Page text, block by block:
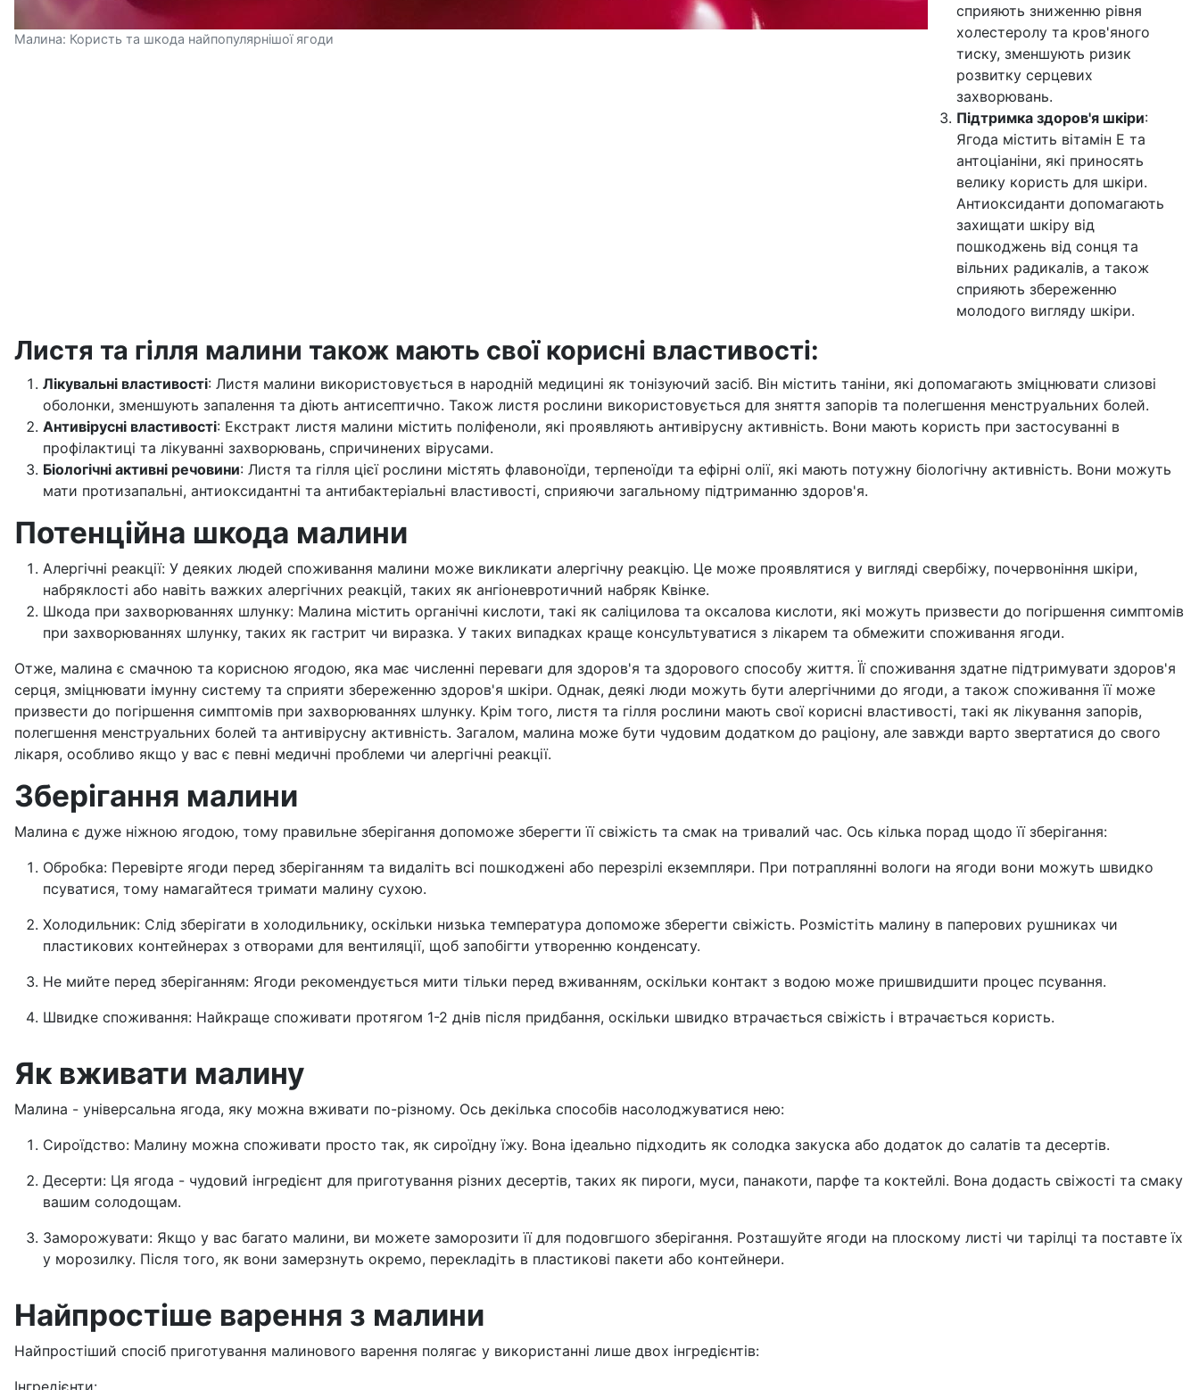
Малина: Користь та шкода найпопулярнішої ягоди
сприяють зниженню рівня
холестеролу та кров'яного
тиску, зменшують ризик
розвитку серцевих
захворювань.
Підтримка здоров'я шкіри:
Ягода містить вітамін Е та
антоціаніни, які приносять
велику користь для шкіри.
Антиоксиданти допомагають
захищати шкіру від
пошкоджень від сонця та
вільних радикалів, а також
сприяють збереженню
молодого вигляду шкіри.
Листя та гілля малини також мають свої корисні властивості:
Лікувальні властивості: Листя малини використовується в народній медицині як тонізуючий засіб. Він містить таніни, які допомагають зміцнювати слизові
оболонки, зменшують запалення та діють антисептично. Також листя рослини використовується для зняття запорів та полегшення менструальних болей.
Антивірусні властивості: Екстракт листя малини містить поліфеноли, які проявляють антивірусну активність. Вони мають користь при застосуванні в
профілактиці та лікуванні захворювань, спричинених вірусами.
Біологічні активні речовини: Листя та гілля цієї рослини містять флавоноїди, терпеноїди та ефірні олії, які мають потужну біологічну активність. Вони можуть
мати протизапальні, антиоксидантні та антибактеріальні властивості, сприяючи загальному підтриманню здоров'я.
Потенційна шкода малини
Алергічні реакції: У деяких людей споживання малини може викликати алергічну реакцію. Це може проявлятися у вигляді свербіжу, почервоніння шкіри,
набряклості або навіть важких алергічних реакцій, таких як ангіоневротичний набряк Квінке.
Шкода при захворюваннях шлунку: Малина містить органічні кислоти, такі як саліцилова та оксалова кислоти, які можуть призвести до погіршення симптомів
при захворюваннях шлунку, таких як гастрит чи виразка. У таких випадках краще консультуватися з лікарем та обмежити споживання ягоди.
Отже, малина є смачною та корисною ягодою, яка має численні переваги для здоров'я та здорового способу життя. Її споживання здатне підтримувати здоров'я
серця, зміцнювати імунну систему та сприяти збереженню здоров'я шкіри. Однак, деякі люди можуть бути алергічними до ягоди, а також споживання її може
призвести до погіршення симптомів при захворюваннях шлунку. Крім того, листя та гілля рослини мають свої корисні властивості, такі як лікування запорів,
полегшення менструальних болей та антивірусну активність. Загалом, малина може бути чудовим додатком до раціону, але завжди варто звертатися до свого
лікаря, особливо якщо у вас є певні медичні проблеми чи алергічні реакції.
Зберігання малини
Малина є дуже ніжною ягодою, тому правильне зберігання допоможе зберегти її свіжість та смак на тривалий час. Ось кілька порад щодо її зберігання:
Обробка: Перевірте ягоди перед зберіганням та видаліть всі пошкоджені або перезрілі екземпляри. При потраплянні вологи на ягоди вони можуть швидко
псуватися, тому намагайтеся тримати малину сухою.
Холодильник: Слід зберігати в холодильнику, оскільки низька температура допоможе зберегти свіжість. Розмістіть малину в паперових рушниках чи
пластикових контейнерах з отворами для вентиляції, щоб запобігти утворенню конденсату.
Не мийте перед зберіганням: Ягоди рекомендується мити тільки перед вживанням, оскільки контакт з водою може пришвидшити процес псування.
Швидке споживання: Найкраще споживати протягом 1-2 днів після придбання, оскільки швидко втрачається свіжість і втрачається користь.
Як вживати малину
Малина - універсальна ягода, яку можна вживати по-різному. Ось декілька способів насолоджуватися нею:
Сироїдство: Малину можна споживати просто так, як сироїдну їжу. Вона ідеально підходить як солодка закуска або додаток до салатів та десертів.
Десерти: Ця ягода - чудовий інгредієнт для приготування різних десертів, таких як пироги, муси, панакоти, парфе та коктейлі. Вона додасть свіжості та смаку
вашим солодощам.
Заморожувати: Якщо у вас багато малини, ви можете заморозити її для подовгшого зберігання. Розташуйте ягоди на плоскому листі чи тарілці та поставте їх
у морозилку. Після того, як вони замерзнуть окремо, перекладіть в пластикові пакети або контейнери.
Найпростіше варення з малини
Найпростіший спосіб приготування малинового варення полягає у використанні лише двох інгредієнтів: